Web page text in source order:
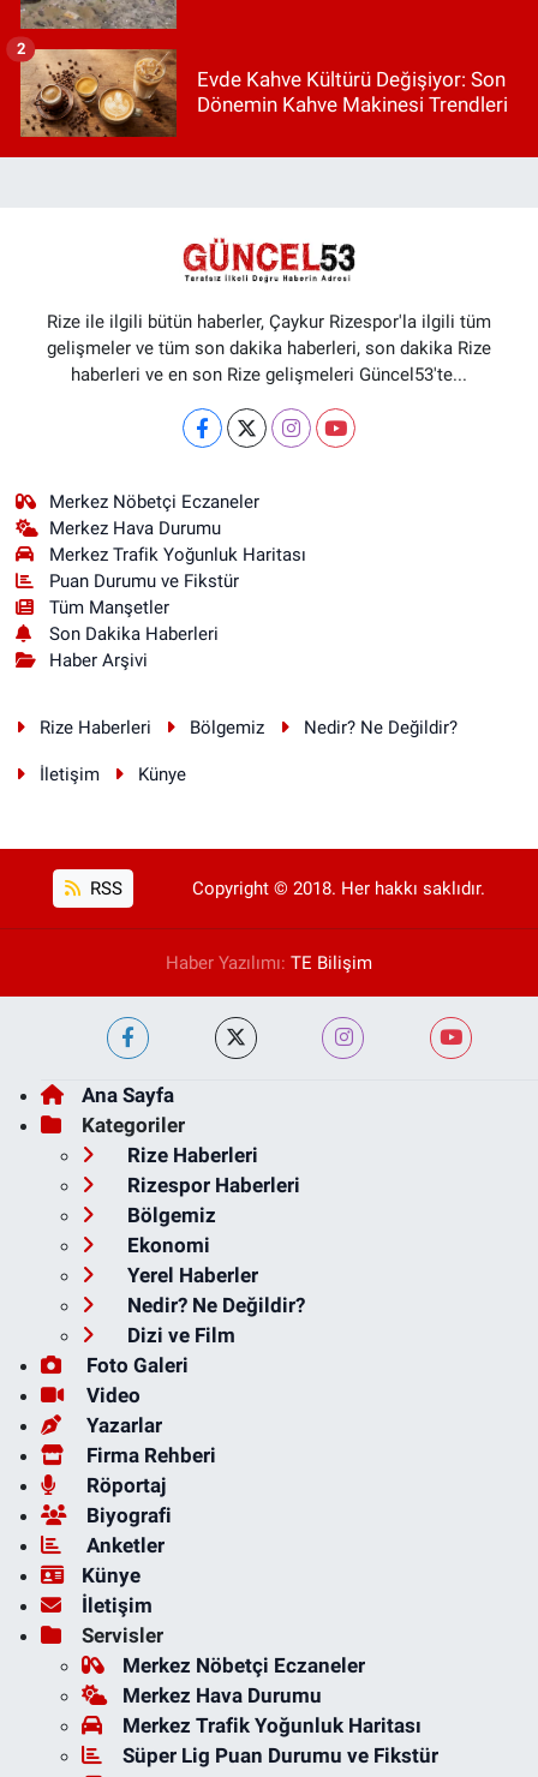
Evde Kahve Kültürü Değişiyor: Son
Dönemin Kahve Makinesi Trendleri
2
Rize ile ilgili bütün haberler, Çaykur Rizespor'la ilgili tüm
gelişmeler ve tüm son dakika haberleri, son dakika Rize
haberleri ve en son Rize gelişmeleri Güncel53'te...
Merkez Nöbetçi Eczaneler
Merkez Hava Durumu
Merkez Trafik Yoğunluk Haritası
Puan Durumu ve Fikstür
Tüm Manşetler
Son Dakika Haberleri
Haber Arşivi
Rize Haberleri Bölgemiz Nedir? Ne Değildir?
İletişim Künye
RSS Copyright © 2018. Her hakkı saklıdır.
Haber Yazılımı: TE Bilişim
Ana Sayfa
Kategoriler
Rize Haberleri
Rizespor Haberleri
Bölgemiz
Ekonomi
Yerel Haberler
Nedir? Ne Değildir?
Dizi ve Film
Foto Galeri
Video
Yazarlar
Firma Rehberi
Röportaj
Biyografi
Anketler
Künye
İletişim
Servisler
Merkez Nöbetçi Eczaneler
Merkez Hava Durumu
Merkez Trafik Yoğunluk Haritası
Süper Lig Puan Durumu ve Fikstür